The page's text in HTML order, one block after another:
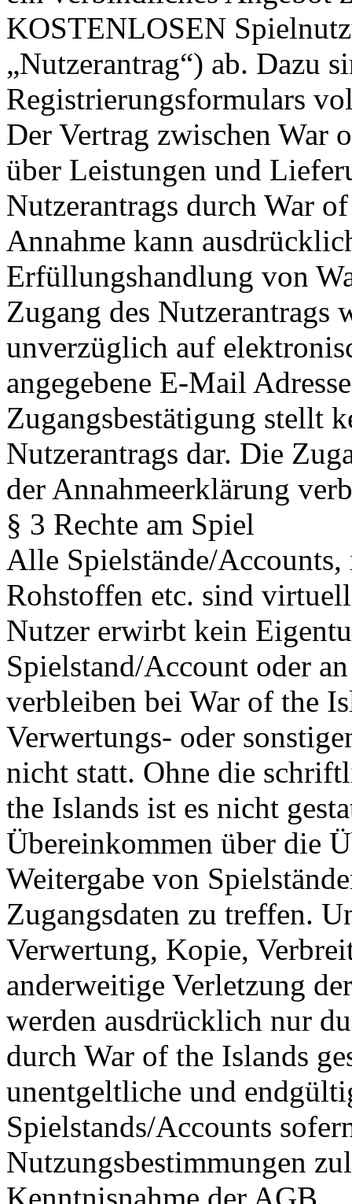
KOSTENLOSEN
„Nutzerantrag“) ab. Dazu
Registrierungsformulars
Der Vertrag zwischen War
über Leistungen und
Nutzerantrags durch War
Annahme kann
Erfüllungshandlung von
Zugang des Nutzerantrags
unverzüglich auf
angegebene E-Mail
Zugangsbestätigung stellt
Nutzerantrags dar. Die
der Annahmeerklärung
§ 3 Rechte am Spiel
Alle Spielstände/
Rohstoffen etc. sind
Nutzer erwirbt kein
Spielstand/Account oder
verbleiben bei War of the
Verwertungs- oder
nicht statt. Ohne die
the Islands ist es nicht
Übereinkommen über die
Weitergabe von
Zugangsdaten zu treffen.
Verwertung, Kopie,
anderweitige Verletzung
werden ausdrücklich nur
durch War of the Islands
unentgeltliche und
Spielstands/Accounts
Nutzungsbestimmungen
Kenntnisnahme der AGB